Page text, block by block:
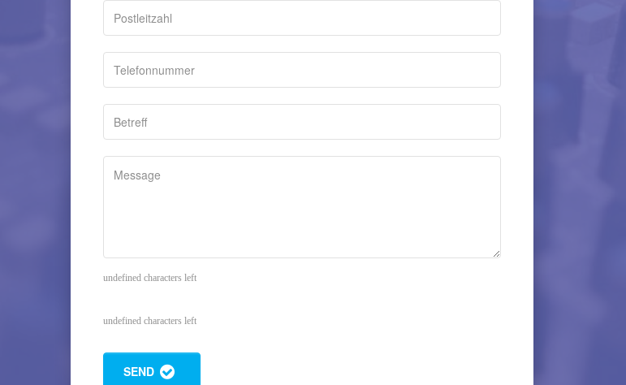
undefined characters left
undefined characters left
SEND